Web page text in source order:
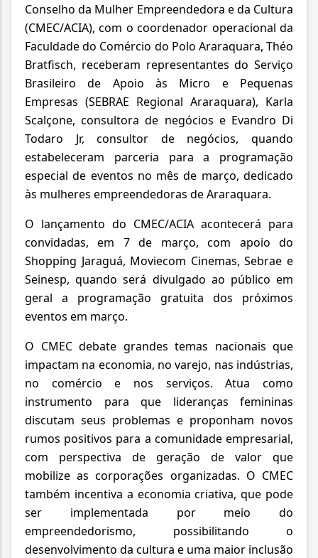
Conselho da Mulher Empreendedora e da Cultura
(CMEC/ACIA), com o coordenador operacional da
Faculdade do Comércio do Polo Araraquara, Théo
Bratfisch, receberam representantes do Serviço
Brasileiro de Apoio às Micro e Pequenas
Empresas (SEBRAE Regional Araraquara), Karla
Scalçone, consultora de negócios e Evandro Di
Todaro Jr, consultor de negócios, quando
estabeleceram parceria para a programação
especial de eventos no mês de março, dedicado
às mulheres empreendedoras de Araraquara.
O lançamento do CMEC/ACIA acontecerá para
convidadas, em 7 de março, com apoio do
Shopping Jaraguá, Moviecom Cinemas, Sebrae e
Seinesp, quando será divulgado ao público em
geral a programação gratuita dos próximos
eventos em março.
O CMEC debate grandes temas nacionais que
impactam na economia, no varejo, nas indústrias,
no comércio e nos serviços. Atua como
instrumento para que lideranças femininas
discutam seus problemas e proponham novos
rumos positivos para a comunidade empresarial,
com perspectiva de geração de valor que
mobilize as corporações organizadas. O CMEC
também incentiva a economia criativa, que pode
ser implementada por meio do
empreendedorismo, possibilitando o
desenvolvimento da cultura e uma maior inclusão